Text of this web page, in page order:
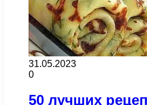
31.05.2023
0
50 лучших